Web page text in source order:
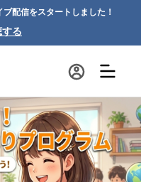
配信をスタートしました！
る